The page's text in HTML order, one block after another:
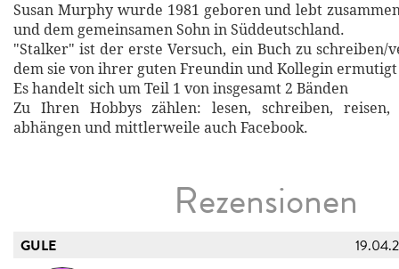
Susan Murphy wurde 1981 geboren und lebt
und dem gemeinsamen Sohn in Süddeutschland.
"Stalker" ist der erste Versuch, ein Buch zu schreiben/
dem sie von ihrer guten Freundin und Kollegin
Es handelt sich um Teil 1 von insgesamt 2 Bänden
Zu Ihren Hobbys zählen: lesen, schreiben,
abhängen und mittlerweile auch Facebook.
Rezensionen
GULE